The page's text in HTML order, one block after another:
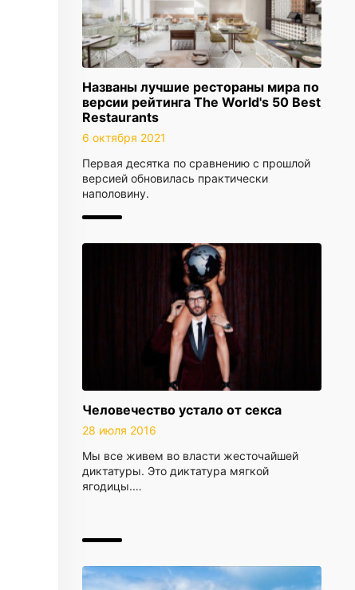
Названы лучшие рестораны мира по
версии рейтинга The World's 50 Best
Restaurants
6 октября 2021
Первая десятка по сравнению с прошлой
версией обновилась практически
наполовину.
Человечество устало от секса
28 июля 2016
Мы все живем во власти жесточайшей
диктатуры. Это диктатура мягкой
ягодицы.…